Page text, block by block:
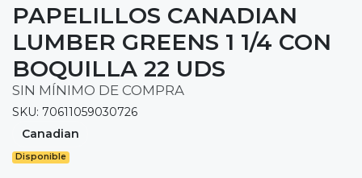
PAPELILLOS CANADIAN
LUMBER GREENS 1 1/4 CON
BOQUILLA 22 UDS
SIN MÍNIMO DE COMPRA
SKU: 70611059030726
Canadian
Disponible